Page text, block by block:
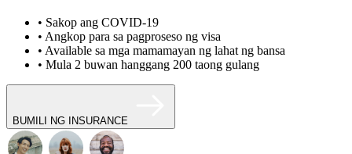
• Sakop ang COVID-19
• Angkop para sa pagproseso ng visa
• Available sa mga mamamayan ng lahat ng bansa
• Mula 2 buwan hanggang 200 taong gulang
BUMILI NG INSURANCE